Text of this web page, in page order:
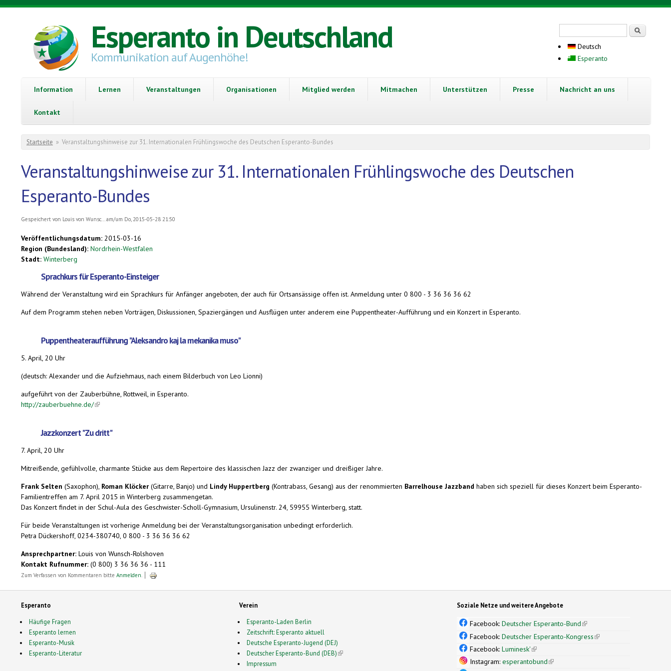
Direkt zum Inhalt
Esperanto in Deutschland
Kommunikation auf Augenhöhe!
Deutsch
Esperanto
Information Lernen Veranstaltungen Organisationen Mitglied werden Mitmachen Unterstützen Presse Nachricht an uns
Kontakt
Sie sind hier
Startseite » Veranstaltungshinweise zur 31. Internationalen Frühlingswoche des Deutschen Esperanto-Bundes
Veranstaltungshinweise zur 31. Internationalen Frühlingswoche des Deutschen
Esperanto-Bundes
Gespeichert von Louis von Wunsc...am/um Do, 2015-05-28 21:50
Veröffentlichungsdatum: 2015-03-16
Region (Bundesland): Nordrhein-Westfalen
Stadt: Winterberg
Sprachkurs für Esperanto-Einsteiger
Während der Veranstaltung wird ein Sprachkurs für Anfänger angeboten, der auch für Ortsansässige offen ist. Anmeldung unter 0 800 - 3 36 36 36 62
Auf dem Programm stehen neben Vorträgen, Diskussionen, Spaziergängen und Ausflügen unter anderem eine Puppentheater-Aufführung und ein Konzert in Esperanto.
Puppentheateraufführung "Aleksandro kaj la mekanika muso"
5. April, 20 Uhr
(deutsch: Alexander und die Aufziehmaus, nach einem Bilderbuch von Leo Lionni)
aufgeführt von der Zauberbühne, Rottweil, in Esperanto.
http://zauberbuehne.de/(link is external)
Jazzkonzert "Zu dritt"
7. April, 20 Uhr
Mitreißende, gefühlvolle, charmante Stücke aus dem Repertoire des klassischen Jazz der zwanziger und dreißiger Jahre.
Frank Selten (Saxophon), Roman Klöcker (Gitarre, Banjo) und Lindy Huppertberg (Kontrabass, Gesang) aus der renommierten Barrelhouse Jazzband haben sich speziell für dieses Konzert beim Esperanto-
Familientreffen am 7. April 2015 in Winterberg zusammengetan.
Das Konzert findet in der Schul-Aula des Geschwister-Scholl-Gymnasium, Ursulinenstr. 24, 59955 Winterberg, statt.
Für beide Veranstaltungen ist vorherige Anmeldung bei der Veranstaltungsorganisation unbedingt erforderlich.
Petra Dückershoff, 0234-380740, 0 800 - 3 36 36 36 62
Ansprechpartner: Louis von Wunsch-Rolshoven
Kontakt Rufnummer: (0 800) 3 36 36 36 - 111
Zum Verfassen von Kommentaren bitte Anmelden.
Esperanto
Häufige Fragen
Esperanto lernen
Esperanto-Musik
Esperanto-Literatur
Verein
Esperanto-Laden Berlin
Zeitschrift: Esperanto aktuell
Deutsche Esperanto-Jugend (DEJ)
Deutscher Esperanto-Bund (DEB)(link is external)
Impressum
Soziale Netze und weitere Angebote
Facebook:Deutscher Esperanto-Bund(link is external)
Facebook:Deutscher Esperanto-Kongress(link is external)
Facebook:Luminesk'(link is external)
Instagram:esperantobund(link is external)